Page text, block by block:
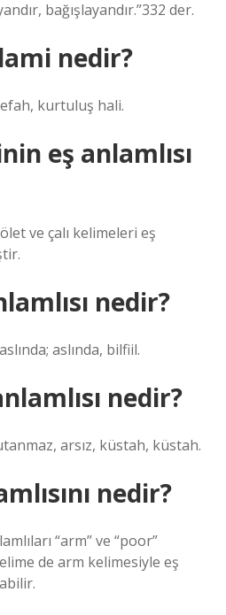
bağışlayandır.”332 der.
nedir?
kurtuluş hali.
eş anlamlısı
ve çalı kelimeleri eş
nedir?
aslında, bilfiil.
nedir?
arsız, küstah, küstah.
nedir?
“arm” ve “poor”
de arm kelimesiyle eş